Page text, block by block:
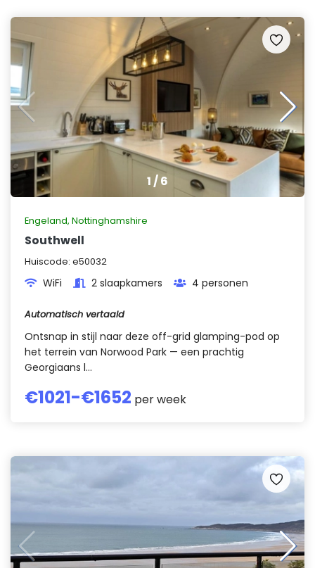
1/6
Engeland, Nottinghamshire
Southwell
Huiscode: e50032
WiFi 2 slaapkamers 4 personen
Automatisch vertaald
Ontsnap in stijl naar deze off-grid glamping-pod op
het terrein van Norwood Park — een prachtig
Georgiaans l...
€1021-€1652 per week